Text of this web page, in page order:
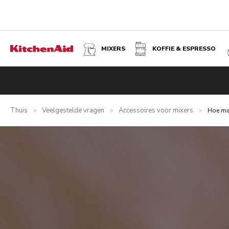
MIXERS KOFFIE & ESPRESSO
Thuis > Veelgestelde vragen > Accessoires voor mixers > Hoe